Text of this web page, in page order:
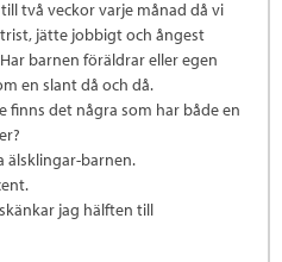
två veckor varje månad då vi
jätte jobbigt och ångest
barnen föräldrar eller egen
en slant då och då.
finns det några som har både en
älsklingar-barnen.
jag hälften till